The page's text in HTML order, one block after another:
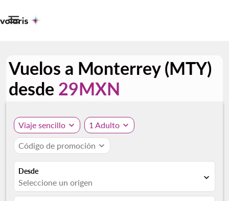

Vuelos a Monterrey (MTY)
desde 29MXN
Viaje sencillo expand_more 1 Adulto expand_more
Código de promoción expand_more
Desde
Seleccione un origen expand_more